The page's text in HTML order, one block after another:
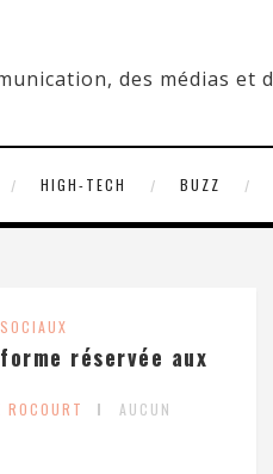
HIGH-TECH BUZZ
réservée aux
ROCOURT
AUCUN